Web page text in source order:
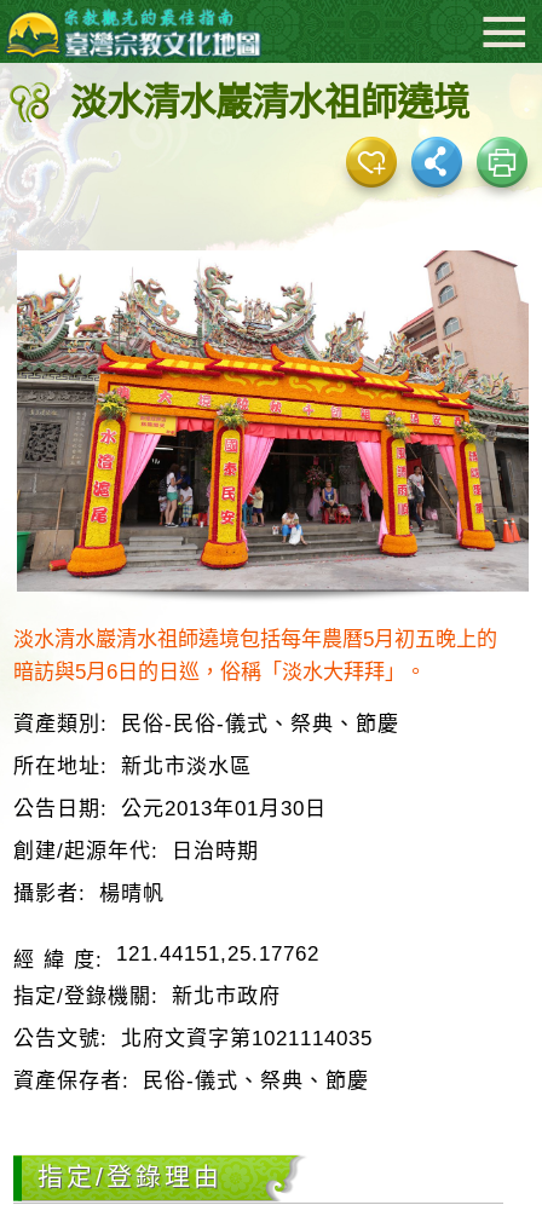
跳
到
主
要
內
容
區
塊
:::
淡水清水巖清水祖師遶境
淡水清水巖清水祖師遶境包括每年農曆5月初五晚上的
暗訪與5月6日的日巡，俗稱「淡水大拜拜」。
資產類別:
民俗-民俗-儀式、祭典、節慶
所在地址:
新北市淡水區
公告日期:
公元2013年01月30日
創建/起源年代:
日治時期
攝影者:
楊晴帆
經 緯 度:
121.44151,25.17762
指定/登錄機關:
新北市政府
公告文號:
北府文資字第1021114035
資產保存者:
民俗-儀式、祭典、節慶
指定/登錄理由